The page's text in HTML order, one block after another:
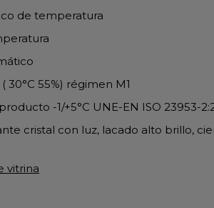
de temperatura
30°C 55%) régimen M1
-1/+5°C UNE-EN ISO 23953-
cristal con luz, lacado alto brillo,
vitrina